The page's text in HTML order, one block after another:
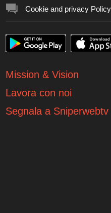
Cookie and privacy Policy
Mission & Vision
Lavora con noi
Segnala a Sniperwebtv